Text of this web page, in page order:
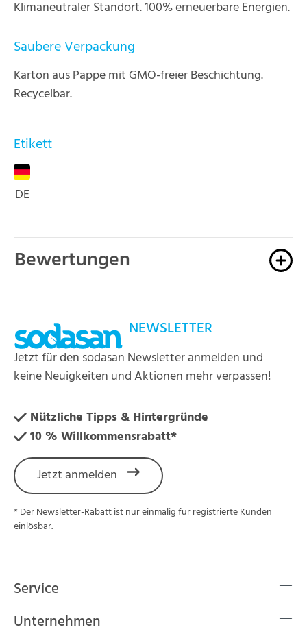
Klimaneutraler Standort. 100% erneuerbare Energien.
Saubere Verpackung
Karton aus Pappe mit GMO-freier Beschichtung.
Recycelbar.
Etikett
DE
Bewertungen
NEWSLETTER
Jetzt für den sodasan Newsletter anmelden und
keine Neuigkeiten und Aktionen mehr verpassen!
Nützliche Tipps & Hintergründe
10 % Willkommensrabatt*
Jetzt anmelden
* Der Newsletter-Rabatt ist nur einmalig für registrierte Kunden
einlösbar.
Service
Unternehmen